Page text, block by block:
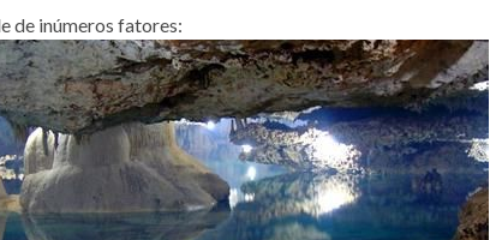
de inúmeros fatores: